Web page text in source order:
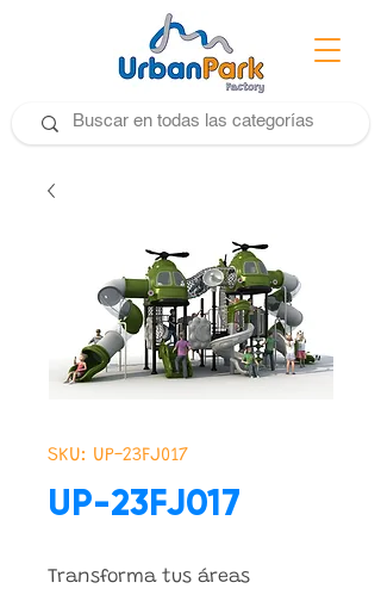
SKU: UP-23FJ017
UP-23FJ017
Transforma tus áreas